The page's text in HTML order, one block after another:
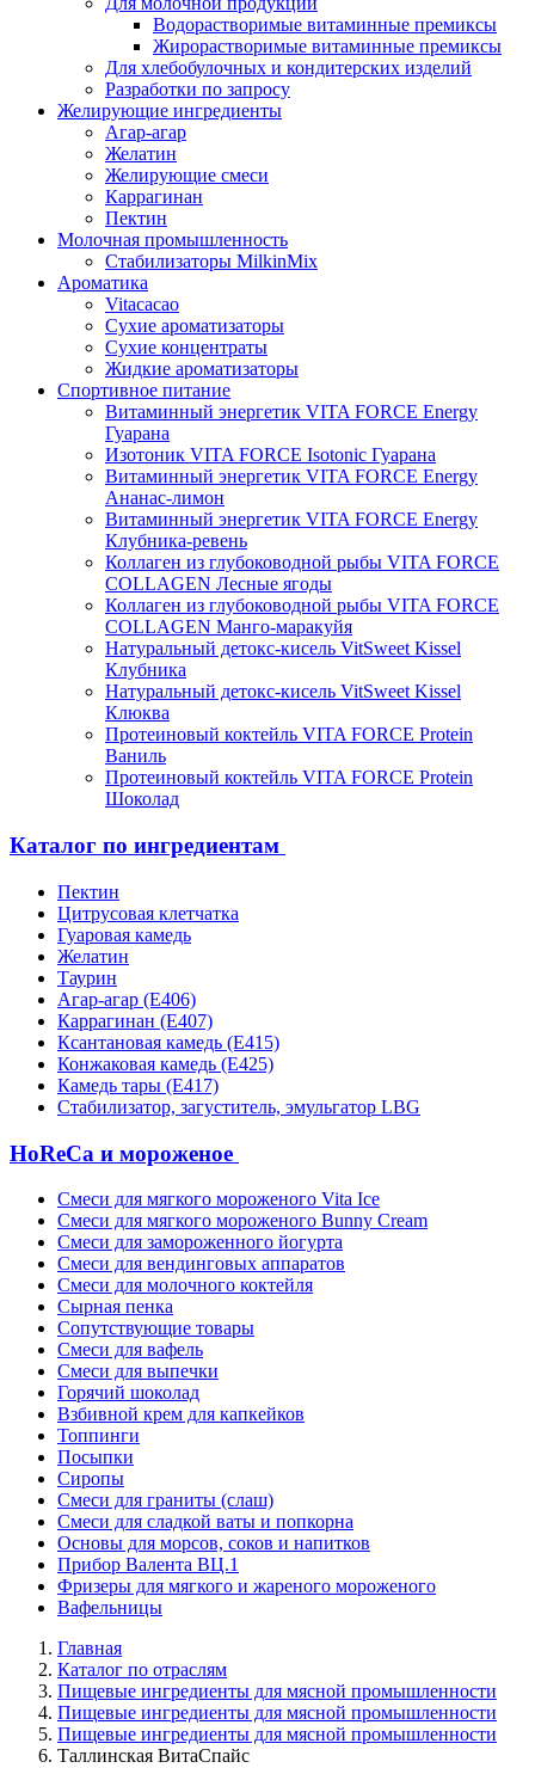
Водорастворимые витаминные премиксы
Жирорастворимые витаминные премиксы
Для хлебобулочных и кондитерских изделий
Разработки по запросу
Желирующие ингредиенты
Агар-агар
Желатин
Желирующие смеси
Каррагинан
Пектин
Молочная промышленность
Стабилизаторы MilkinMix
Ароматика
Vitacacao
Сухие ароматизаторы
Сухие концентраты
Жидкие ароматизаторы
Спортивное питание
Витаминный энергетик VITA FORCE Energy
Гуарана
Изотоник VITA FORCE Isotonic Гуарана
Витаминный энергетик VITA FORCE Energy
Ананас-лимон
Витаминный энергетик VITA FORCE Energy
Клубника-ревень
Коллаген из глубоководной рыбы VITA FORCE
COLLAGEN Лесные ягоды
Коллаген из глубоководной рыбы VITA FORCE
COLLAGEN Манго-маракуйя
Натуральный детокс-кисель VitSweet Kissel
Клубника
Натуральный детокс-кисель VitSweet Kissel
Клюква
Протеиновый коктейль VITA FORCE Protein
Ваниль
Протеиновый коктейль VITA FORCE Protein
Шоколад
Каталог по ингредиентам
Пектин
Цитрусовая клетчатка
Гуаровая камедь
Желатин
Таурин
Агар-агар (Е406)
Каррагинан (Е407)
Ксантановая камедь (Е415)
Конжаковая камедь (Е425)
Камедь тары (Е417)
Стабилизатор, загуститель, эмульгатор LBG
HoReCa и мороженое
Смеси для мягкого мороженого Vita Ice
Смеси для мягкого мороженого Bunny Cream
Смеси для замороженного йогурта
Смеси для вендинговых аппаратов
Смеси для молочного коктейля
Сырная пенка
Сопутствующие товары
Смеси для вафель
Смеси для выпечки
Горячий шоколад
Взбивной крем для капкейков
Топпинги
Посыпки
Сиропы
Смеси для граниты (слаш)
Смеси для сладкой ваты и попкорна
Основы для морсов, соков и напитков
Прибор Валента ВЦ.1
Фризеры для мягкого и жареного мороженого
Вафельницы
Главная
Каталог по отраслям
Пищевые ингредиенты для мясной промышленности
Пищевые ингредиенты для мясной промышленности
Пищевые ингредиенты для мясной промышленности
Таллинская ВитаСпайс